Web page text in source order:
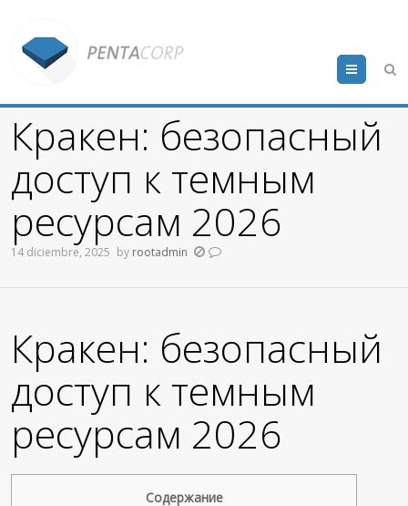
Menu
Кракен: безопасный
доступ к темным
ресурсам 2026
14 diciembre, 2025 by rootadmin
Кракен: безопасный
доступ к темным
ресурсам 2026
Содержание